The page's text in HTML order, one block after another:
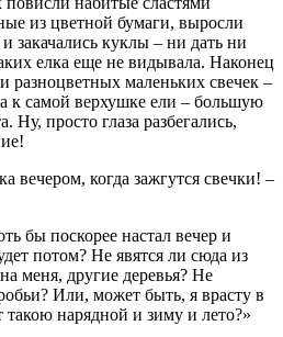
из цветной бумаги, выросли
закачались куклы – ни дать ни
елка еще не видывала. Наконец
разноцветных маленьких свечек –
к самой верхушке ели – большую
Ну, просто глаза разбегались,
вечером, когда зажгутся свечки! –
бы поскорее настал вечер и
потом? Не явятся ли сюда из
меня, другие деревья? Не
Или, может быть, я врасту в
такою нарядной и зиму и лето?»